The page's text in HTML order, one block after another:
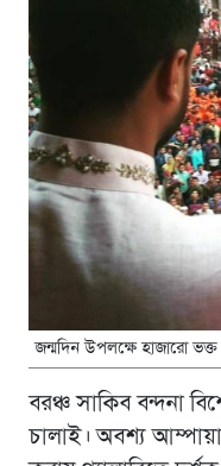
জন্মদিন উপলক্ষে হাজারো
বরঞ্চ সাকিব বন্দনা
চালাই। অবশ্য